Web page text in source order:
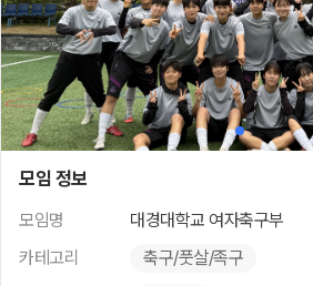
Y)
본
문
바
로
가
기
모임 정보
모임명
대경대학교 여자축구부
카테고리
축구/풋살/족구